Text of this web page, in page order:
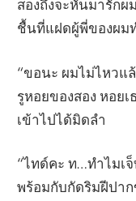
สองถึงจะหันมารักผ
ชื้นที่แฝดผู้พี่ของผม
“ขอนะ ผมไม่ไหวแ
รูหอยของสอง หอย
เข้าไปได้มิดลำ
“ไทด์คะ ท…ทำไมเ
พร้อมกับกัดริมฝีปาก